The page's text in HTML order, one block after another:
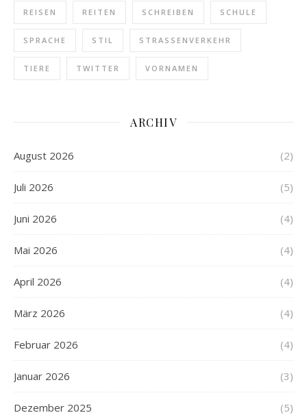
REISEN REITEN SCHREIBEN SCHULE
SPRACHE STIL STRASSENVERKEHR
TIERE TWITTER VORNAMEN
ARCHIV
August 2026 (2)
Juli 2026 (5)
Juni 2026 (4)
Mai 2026 (4)
April 2026 (4)
März 2026 (4)
Februar 2026 (4)
Januar 2026 (3)
Dezember 2025 (5)